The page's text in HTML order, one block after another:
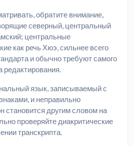
обратите внимание,
северный, центральный
центральные
как речь Хюэ, сильнее всего
и обычно требуют самого
редактирования.
язык, записываемый с
и неправильно
становится другим словом на
проверяйте диакритические
транскрипта.